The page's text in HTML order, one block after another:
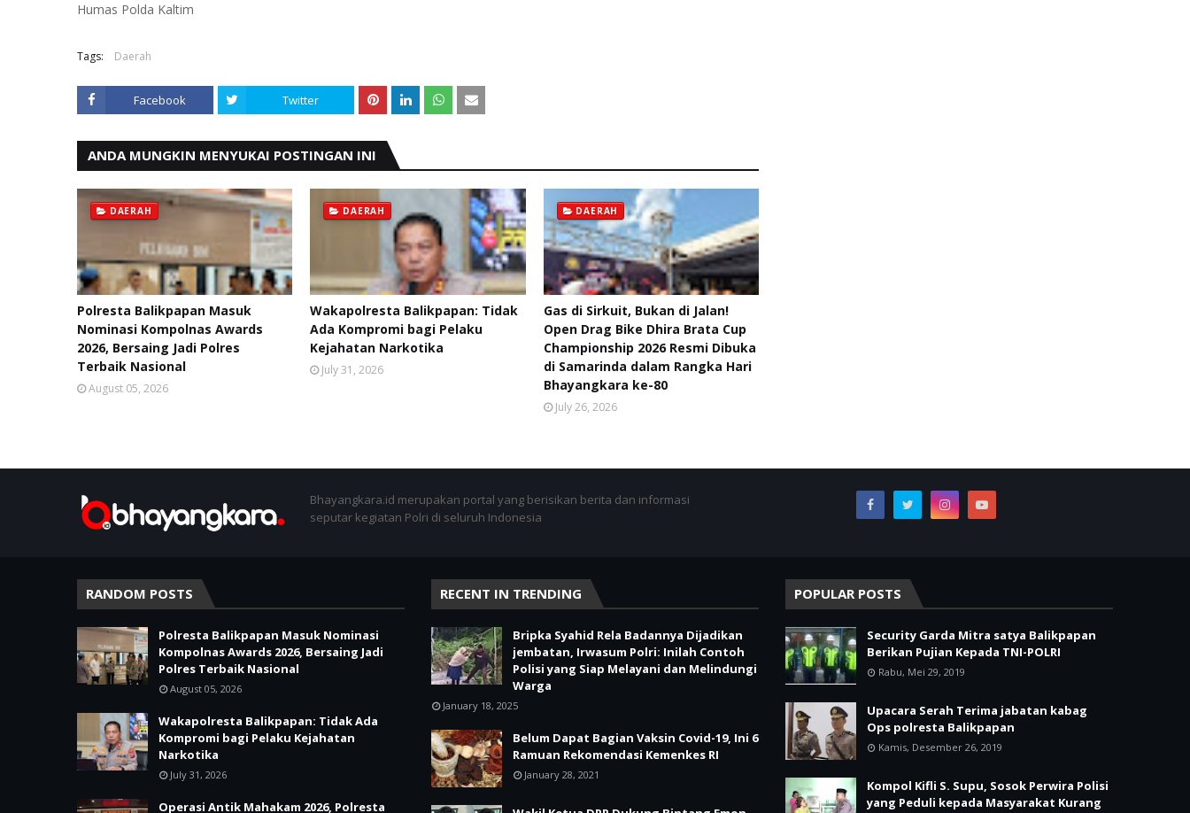
Humas Polda Kaltim
Tags: Daerah
Facebook Twitter
ANDA MUNGKIN MENYUKAI POSTINGAN INI
DAERAH
Polresta Balikpapan Masuk
Nominasi Kompolnas Awards
2026, Bersaing Jadi Polres
Terbaik Nasional
August 05, 2026
DAERAH
Wakapolresta Balikpapan: Tidak
Ada Kompromi bagi Pelaku
Kejahatan Narkotika
July 31, 2026
DAERAH
Gas di Sirkuit, Bukan di Jalan!
Open Drag Bike Dhira Brata Cup
Championship 2026 Resmi Dibuka
di Samarinda dalam Rangka Hari
Bhayangkara ke-80
July 26, 2026
Bhayangkara.id merupakan portal yang berisikan berita dan informasi
seputar kegiatan Polri di seluruh Indonesia
RANDOM POSTS
Polresta Balikpapan Masuk Nominasi
Kompolnas Awards 2026, Bersaing Jadi
Polres Terbaik Nasional
August 05, 2026
Wakapolresta Balikpapan: Tidak Ada
Kompromi bagi Pelaku Kejahatan
Narkotika
July 31, 2026
Operasi Antik Mahakam 2026, Polresta
RECENT IN TRENDING
Bripka Syahid Rela Badannya Dijadikan
jembatan, Irwasum Polri: Inilah Contoh
Polisi yang Siap Melayani dan Melindungi
Warga
January 18, 2025
Belum Dapat Bagian Vaksin Covid-19, Ini 6
Ramuan Rekomendasi Kemenkes RI
January 28, 2021
POPULAR POSTS
Security Garda Mitra satya Balikpapan
Berikan Pujian Kepada TNI-POLRI
Rabu, Mei 29, 2019
Upacara Serah Terima jabatan kabag
Ops polresta Balikpapan
Kamis, Desember 26, 2019
Kompol Kifli S. Supu, Sosok Perwira Polisi
yang Peduli kepada Masyarakat Kurang